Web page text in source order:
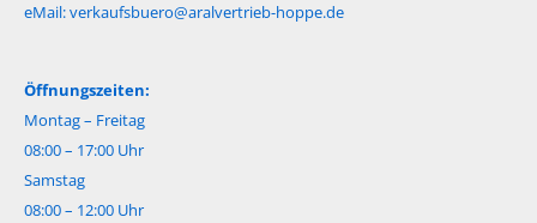
eMail:verkaufsbuero@aralvertrieb-hoppe.de
Öffnungszeiten:
Montag – Freitag
08:00 – 17:00 Uhr
Samstag
08:00 – 12:00 Uhr